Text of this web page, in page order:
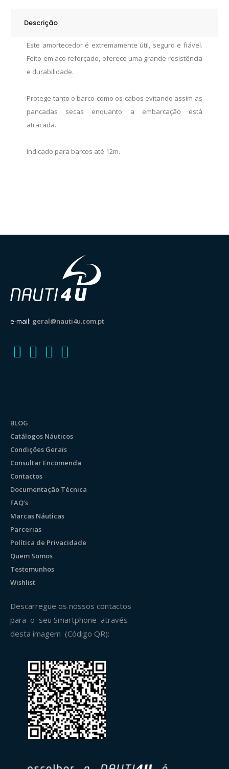
Descrição
Este amortecedor é extremamente útil, seguro e fiável.
Feito em aço reforçado, oferece uma grande resistência
e durabilidade.
Protege tanto o barco como os cabos evitando assim as
pancadas secas enquanto a embarcação está
atracada.
Indicado para barcos até 12m.
e-mail: geral@nauti4u.com.pt
BLOG
Catálogos Náuticos
Condições Gerais
Consultar Encomenda
Contactos
Documentação Técnica
FAQ’s
Marcas Náuticas
Parcerias
Política de Privacidade
Quem Somos
Testemunhos
Wishlist
Descarregue os nossos contactos
para o seu Smartphone através
desta imagem (Código QR):